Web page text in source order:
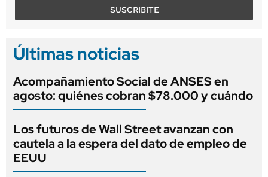
SUSCRIBITE
Últimas noticias
Acompañamiento Social de ANSES en
agosto: quiénes cobran $78.000 y cuándo
Los futuros de Wall Street avanzan con
cautela a la espera del dato de empleo de
EEUU